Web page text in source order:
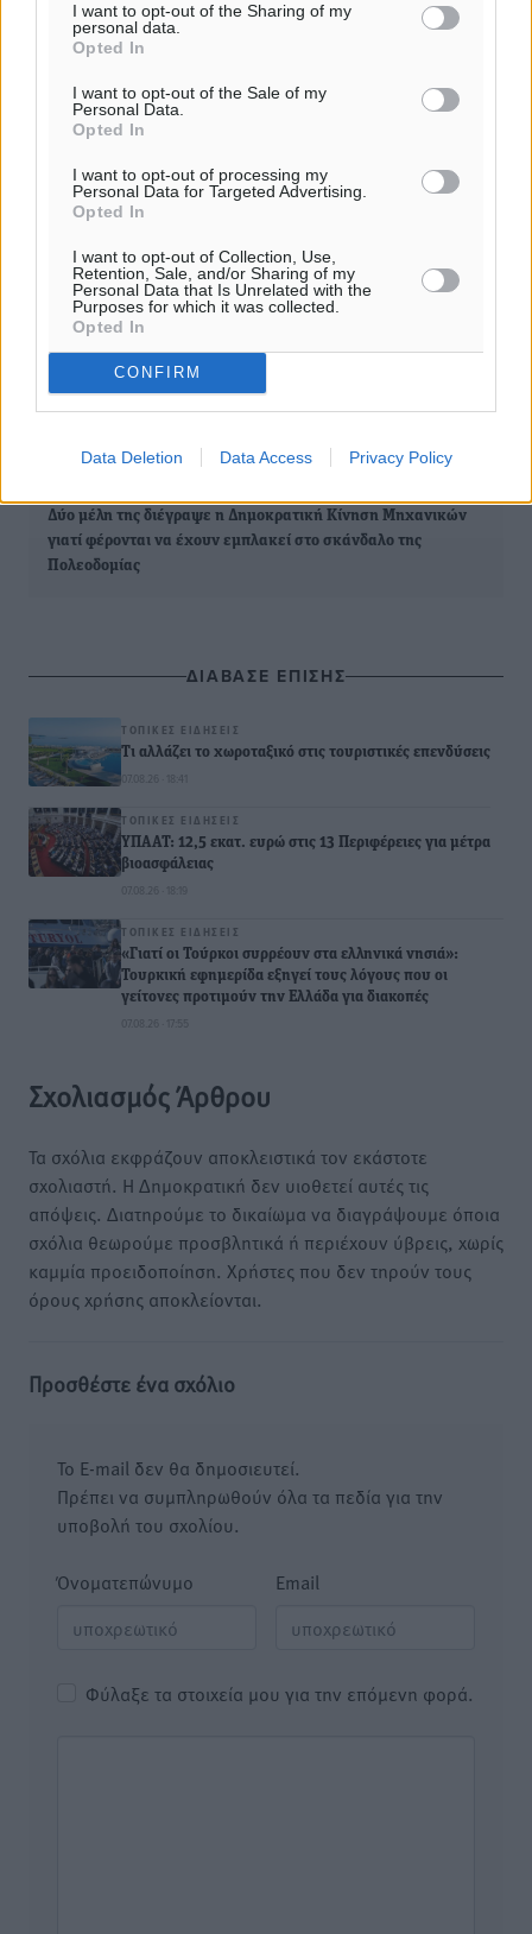
I want to opt-out of the Sharing of my
personal data.
Opted In
I want to opt-out of the Sale of my
Personal Data.
Opted In
I want to opt-out of processing my
Personal Data for Targeted Advertising.
Opted In
I want to opt-out of Collection, Use,
Retention, Sale, and/or Sharing of my
Personal Data that Is Unrelated with the
Purposes for which it was collected.
Opted In
CONFIRM
Data Deletion Data Access Privacy Policy
ΣΧΕΤΙΚΆ
Αντικατάσταση μέλους του δ.σ. της ΔΕΥΑΡ λόγω της
εμπλοκής στο σκάνδαλο της Πολεοδομίας Ρόδου
Δεκαήμερη προθεσμία στους υπόπτους της νέας έρευνας για
το σκάνδαλο της πολεοδομίας
ΕΛΑΣ άνοιξε δεύτερο κύκλο ερευνών
Δύο μέλη της διέγραψε η Δημοκρατική Κίνηση Μηχανικών
γιατί φέρονται να έχουν εμπλακεί στο σκάνδαλο της
Πολεοδομίας
ΔΙΑΒΑΣΕ ΕΠΙΣΗΣ
ΤΟΠΙΚΈΣ ΕΙΔΉΣΕΙΣ
Τι αλλάζει το χωροταξικό στις τουριστικές επενδύσεις
07.08.26 · 18:41
ΤΟΠΙΚΈΣ ΕΙΔΉΣΕΙΣ
ΥΠΑΑΤ: 12,5 εκατ. ευρώ στις 13 Περιφέρειες για μέτρα
βιοασφάλειας
07.08.26 · 18:19
ΤΟΠΙΚΈΣ ΕΙΔΉΣΕΙΣ
«Γιατί οι Τούρκοι συρρέουν στα ελληνικά νησιά»:
Τουρκική εφημερίδα εξηγεί τους λόγους που οι
γείτονες προτιμούν την Ελλάδα για διακοπές
07.08.26 · 17:55
Σχολιασμός Άρθρου
Τα σχόλια εκφράζουν αποκλειστικά τον εκάστοτε
σχολιαστή. Η Δημοκρατική δεν υιοθετεί αυτές τις
απόψεις. Διατηρούμε το δικαίωμα να διαγράψουμε όποια
σχόλια θεωρούμε προσβλητικά ή περιέχουν ύβρεις, χωρίς
καμμία προειδοποίηση. Χρήστες που δεν τηρούν τους
όρους χρήσης αποκλείονται.
Προσθέστε ένα σχόλιο
Το E-mail δεν θα δημοσιευτεί.
Πρέπει να συμπληρωθούν όλα τα πεδία για την
υποβολή του σχολίου.
Όνοματεπώνυμο Email
Φύλαξε τα στοιχεία μου για την επόμενη φορά.